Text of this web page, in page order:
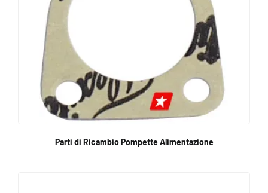
Parti di Ricambio Pompette Alimentazione